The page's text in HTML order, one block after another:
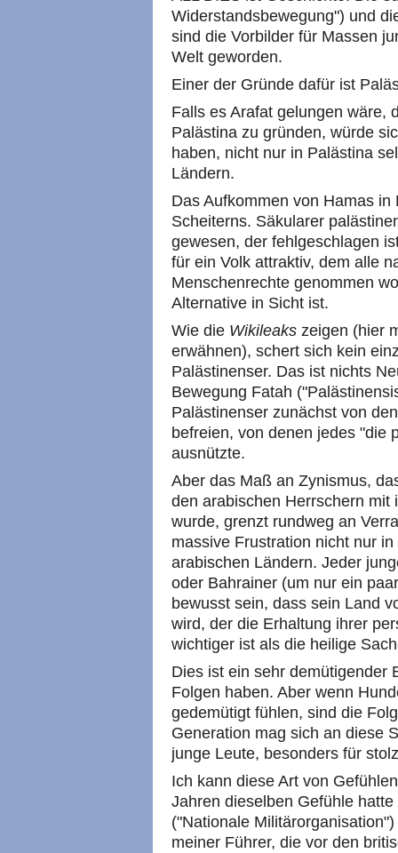
Widerstandsbewegung") und
sind die Vorbilder für Massen
Welt geworden.
Einer der Gründe dafür ist
Falls es Arafat gelungen wäre,
Palästina zu gründen, würde
haben, nicht nur in Palästina
Ländern.
Das Aufkommen von Hamas
Scheiterns. Säkularer
gewesen, der fehlgeschlagen
für ein Volk attraktiv, dem alle
Menschenrechte genommen
Alternative in Sicht ist.
Wie die Wikileaks zeigen (hier
erwähnen), schert sich kein
Palästinenser. Das ist nichts
Bewegung Fatah
Palästinenser zunächst von
befreien, von denen jedes "die
ausnützte.
Aber das Maß an Zynismus,
den arabischen Herrschern
wurde, grenzt rundweg an
massive Frustration nicht nur
arabischen Ländern. Jeder
oder Bahrainer (um nur ein
bewusst sein, dass sein Land
wird, der die Erhaltung ihrer
wichtiger ist als die heilige
Dies ist ein sehr demütigender
Folgen haben. Aber wenn
gedemütigt fühlen, sind die
Generation mag sich an diese
junge Leute, besonders für
Ich kann diese Art von
Jahren dieselben Gefühle
("Nationale
meiner Führer, die vor den